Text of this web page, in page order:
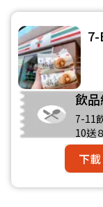
7-
飲
7-11
10送８
下